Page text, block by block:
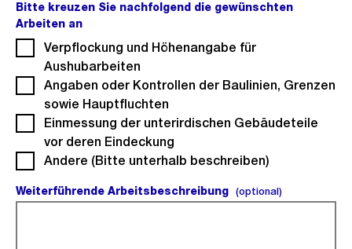
Bitte kreuzen Sie nachfolgend die gewünschten
Arbeiten an
Verpflockung und Höhenangabe für
Aushubarbeiten
Angaben oder Kontrollen der Baulinien, Grenzen
sowie Hauptfluchten
Einmessung der unterirdischen Gebäudeteile
vor deren Eindeckung
Andere (Bitte unterhalb beschreiben)
Weiterführende Arbeitsbeschreibung (optional)(optional).